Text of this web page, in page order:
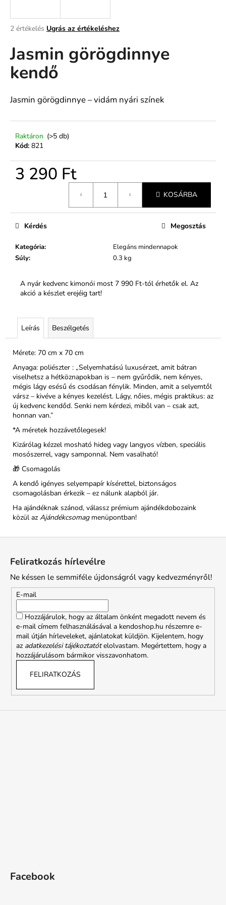
A
átlagos
értékelése
5-
ből
csillag.
2 értékelés Ugrás az értékeléshez
Jasmin görögdinnye
kendő
Jasmin görögdinnye – vidám nyári színek
Raktáron (>5 db)
Kód: 821
3 290 Ft
KOSÁRBA
Kategória:
Elegáns mindennapok
Súly: 0.3 kg
Kérdés Megosztás
A nyár kedvenc kimonói most 7 990 Ft-tól érhetők el. Az
akció a készlet erejéig tart!
Leírás Beszélgetés
Mérete: 70 cm x 70 cm
Anyaga: poliészter : „Selyemhatású luxusérzet, amit bátran
viselhetsz a hétköznapokban is – nem gyűrődik, nem kényes,
mégis lágy esésű és csodásan fénylik. Minden, amit a selyemtől
vársz – kivéve a kényes kezelést. Lágy, nőies, mégis praktikus: az
új kedvenc kendőd. Senki nem kérdezi, miből van – csak azt,
honnan van.”
*A méretek hozzávetőlegesek!
Kizárólag kézzel mosható hideg vagy langyos vízben, speciális
mosószerrel, vagy samponnal. Nem vasalható!
🎁 Csomagolás
A kendő igényes selyempapír kísérettel, biztonságos
csomagolásban érkezik – ez nálunk alapból jár.
Ha ajándéknak szánod, válassz prémium ajándékdobozaink
közül az Ajándékcsomag menüpontban!
A
á
n
u
k
Feliratkozás hírlevélre
Ne késsen le semmiféle újdonságról vagy kedvezményről!
E-mail
Hozzájárulok, hogy az általam önként megadott nevem és
e-mail címem felhasználásával a kendoshop.hu részemre e-
mail útján hírleveleket, ajánlatokat küldjön. Kijelentem, hogy
az adatkezelési tájékoztatót elolvastam. Megértettem, hogy a
hozzájárulásom bármikor visszavonhatom.
FELIRATKOZÁS
Facebook